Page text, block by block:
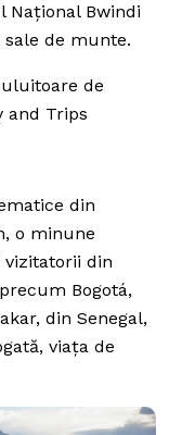
Național Bwindi
de munte.
din
o minune
vizitatorii din
Bogotá,
din Senegal,
viața de